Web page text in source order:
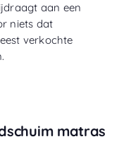
aan een
niets dat
verkochte
matras